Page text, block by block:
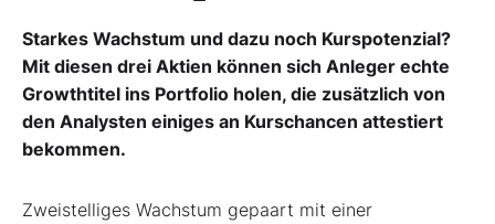
Kontakt
Starkes Wachstum und dazu noch Kurspotenzial?
Mit diesen drei Aktien können sich Anleger echte
Growthtitel ins Portfolio holen, die zusätzlich von
den Analysten einiges an Kurschancen attestiert
bekommen.
Zweistelliges Wachstum gepaart mit einer